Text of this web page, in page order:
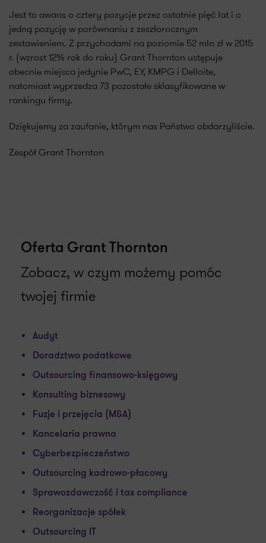
Jest to awans o cztery pozycje przez ostatnie pięć lat i o
jedną pozycję w porównaniu z zeszłorocznym
zestawieniem. Z przychodami na poziomie 52 mln zł w 2015
r. (wzrost 12% rok do roku) Grant Thornton ustępuje
obecnie miejsca jedynie PwC, EY, KMPG i Delloite,
natomiast wyprzedza 73 pozostałe sklasyfikowane w
rankingu firmy.
Dziękujemy za zaufanie, którym nas Państwo obdarzyliście.
Zespół Grant Thornton
Oferta Grant Thornton
Zobacz, w czym możemy pomóc
twojej firmie
Audyt
Doradztwo podatkowe
Outsourcing finansowo-księgowy
Konsulting biznesowy
Fuzje i przejęcia (M&A)
Kancelaria prawna
Cyberbezpieczeństwo
Outsourcing kadrowo-płacowy
Sprawozdawczość i tax compliance
Reorganizacje spółek
Outsourcing IT